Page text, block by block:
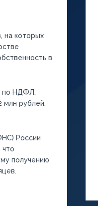
на которых
в
по НДФЛ.
млн рублей.
России
что
получению